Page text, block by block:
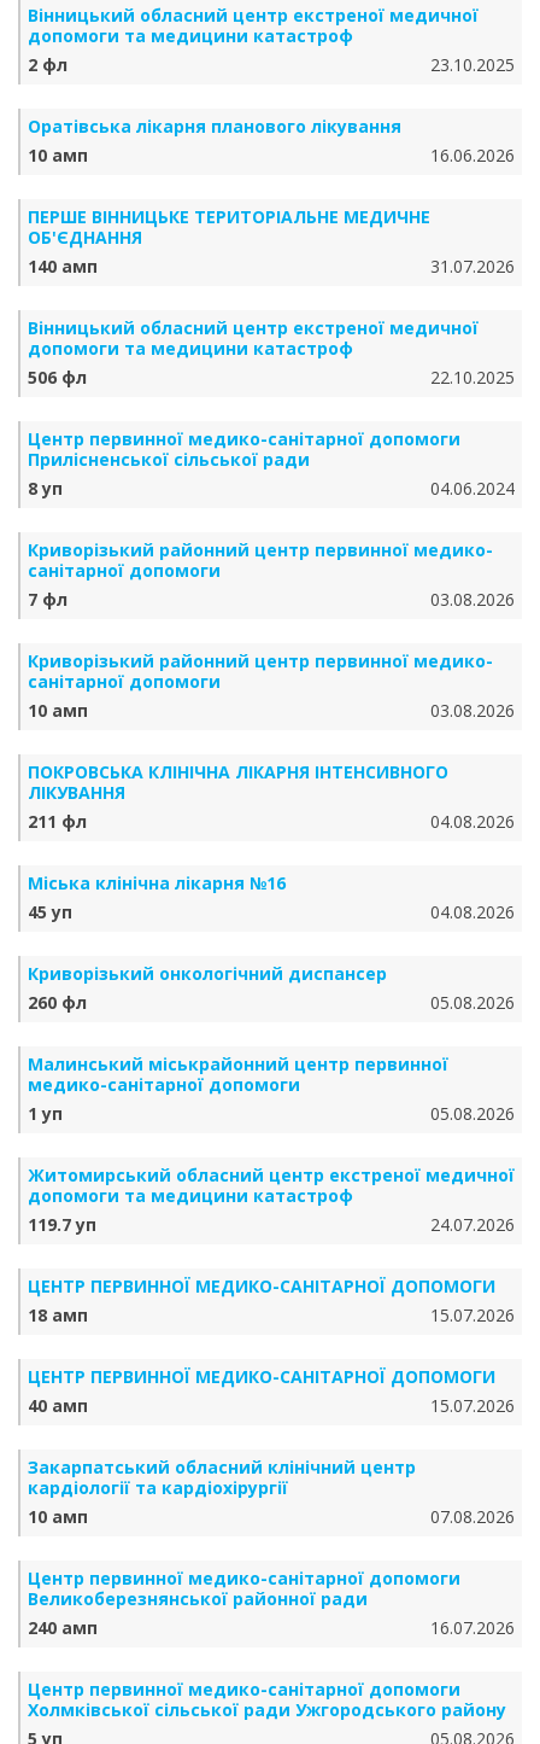
Вінницький обласний центр екстреної медичної
допомоги та медицини катастроф
2 фл
23.10.2025
Оратівська лікарня планового лікування
10 амп
16.06.2026
ПЕРШЕ ВІННИЦЬКЕ ТЕРИТОРІАЛЬНЕ МЕДИЧНЕ
ОБ'ЄДНАННЯ
140 амп
31.07.2026
Вінницький обласний центр екстреної медичної
допомоги та медицини катастроф
506 фл
22.10.2025
Центр первинної медико-санітарної допомоги
Прилісненської сільської ради
8 уп
04.06.2024
Криворізький районний центр первинної медико-
санітарної допомоги
7 фл
03.08.2026
Криворізький районний центр первинної медико-
санітарної допомоги
10 амп
03.08.2026
ПОКРОВСЬКА КЛІНІЧНА ЛІКАРНЯ ІНТЕНСИВНОГО
ЛІКУВАННЯ
211 фл
04.08.2026
Міська клінічна лікарня №16
45 уп
04.08.2026
Криворізький онкологічний диспансер
260 фл
05.08.2026
Малинський міськрайонний центр первинної
медико-санітарної допомоги
1 уп
05.08.2026
Житомирський обласний центр екстреної медичної
допомоги та медицини катастроф
119.7 уп
24.07.2026
ЦЕНТР ПЕРВИННОЇ МЕДИКО-САНІТАРНОЇ ДОПОМОГИ
18 амп
15.07.2026
ЦЕНТР ПЕРВИННОЇ МЕДИКО-САНІТАРНОЇ ДОПОМОГИ
40 амп
15.07.2026
Закарпатський обласний клінічний центр
кардіології та кардіохірургії
10 амп
07.08.2026
Центр первинної медико-санітарної допомоги
Великоберезнянської районної ради
240 амп
16.07.2026
Центр первинної медико-санітарної допомоги
Холмківської сільської ради Ужгородського району
5 уп
05.08.2026